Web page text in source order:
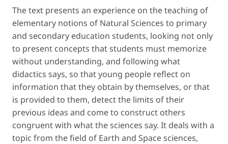
The text presents an experience on the teaching of
elementary notions of Natural Sciences to primary
and secondary education students, looking not only
to present concepts that students must memorize
without understanding, and following what
didactics says, so that young people reflect on
information that they obtain by themselves, or that
is provided to them, detect the limits of their
previous ideas and come to construct others
congruent with what the sciences say. It deals with a
topic from the field of Earth and Space sciences,